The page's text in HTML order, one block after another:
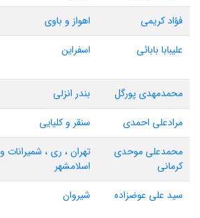
فؤاد کریمی
اهواز و باوی
علیبابا بابائی
اسفراین
محمدمهدی پورگل
بندر انزلی
مرادعلی احمدی
سنقر و کلیایی
محمدعلی موحدی
کرمانی
تهران ، ری ، شمیرانات و
اسلامشهر
سید علی عوضزاده شیروان